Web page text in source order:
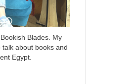
Blades. My
about books and
Egypt.